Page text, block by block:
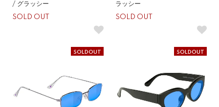
/ グラッシー
SOLD OUT
ラッシー
SOLD OUT
SOLDOUT SOLDOUT